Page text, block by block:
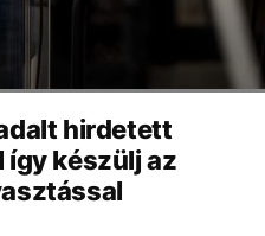
hirdetett
így készülj az